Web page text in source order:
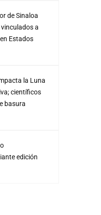
de Sinaloa
a
Estados
la Luna
científicos
basura
edición